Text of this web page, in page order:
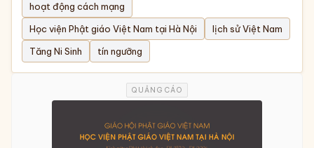
hoạt động cách mạng
Học viện Phật giáo Việt Nam tại Hà Nội
lịch sử Việt Nam
Tăng Ni Sinh
tín ngưỡng
QUẢNG CÁO